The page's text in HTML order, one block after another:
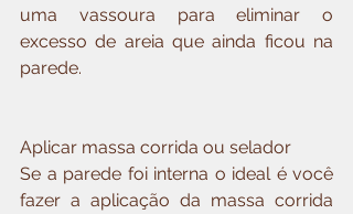
uma vassoura para eliminar o
excesso de areia que ainda ficou na
parede.
Aplicar massa corrida ou selador
Se a parede foi interna o ideal é você
fazer a aplicação da massa corrida